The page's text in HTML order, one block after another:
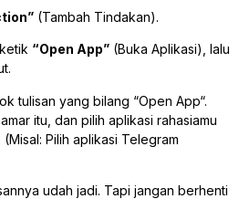
(Tambah Tindakan).
“Open App” (Buka Aplikasi), lalu
tulisan yang bilang “Open App“.
itu, dan pilih aplikasi rahasiamu
Pilih aplikasi Telegram
udah jadi. Tapi jangan berhenti